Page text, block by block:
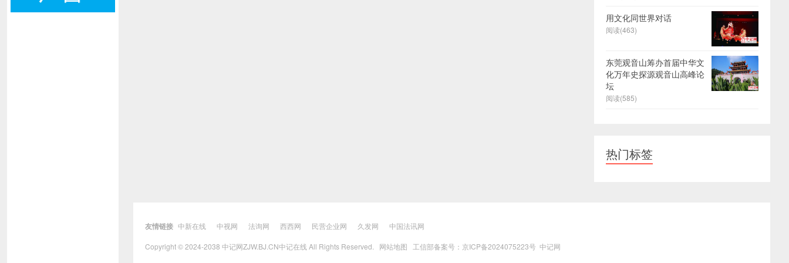
用文化同世界对话
阅读(463)
东莞观音山筹办首届中华文
化万年史探源观音山高峰论
坛
阅读(585)
热门标签
友情链接 中新在线 中视网 法询网 西西网 民营企业网 久发网 中国法讯网
Copyright © 2024-2038 中记网ZJW.BJ.CN中记在线 All Rights Reserved. 网站地图 工信部备案号：京ICP备2024075223号 中记网